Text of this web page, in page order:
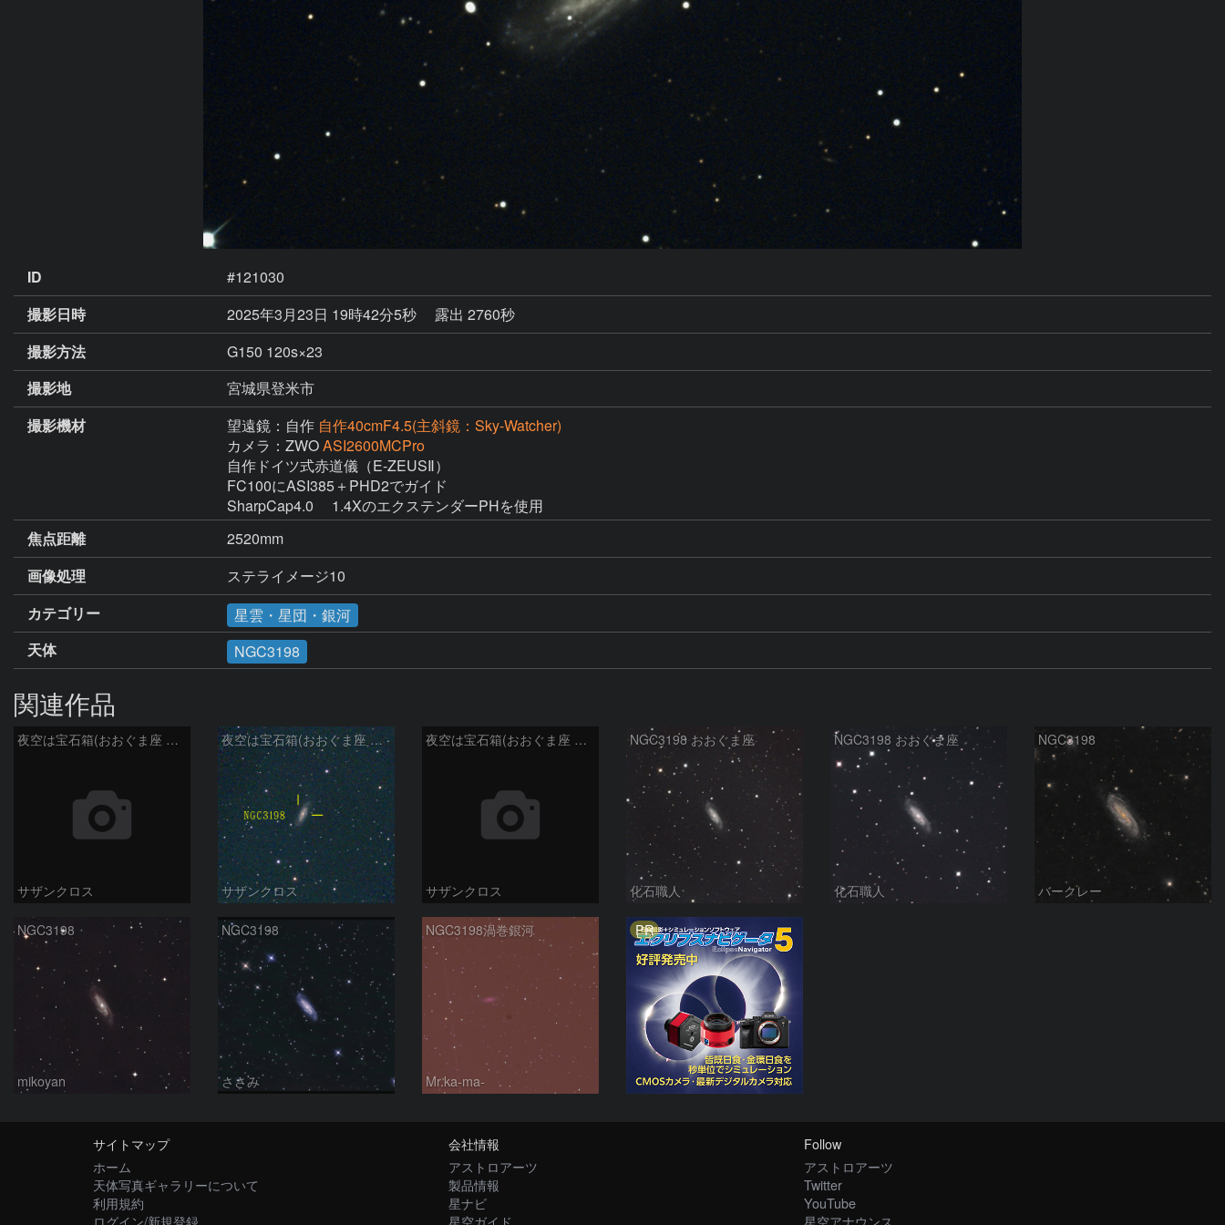
ID
#121030
撮影日時
2025年3月23日 19時42分5秒
露出 2760秒
撮影方法
G150 120s×23
撮影地
宮城県登米市
撮影機材
望遠鏡：自作 自作40cmF4.5(主斜鏡：Sky-Watcher)
カメラ：ZWOASI2600MCPro
自作ドイツ式赤道儀（E-ZEUSⅡ）
FC100にASI385＋PHD2でガイド
SharpCap4.0 　1.4XのエクステンダーPHを使用
焦点距離
2520mm
画像処理
ステライメージ10
カテゴリー
星雲・星団・銀河
天体
NGC3198
関連作品
夜空は宝石箱(おおぐま座 NGC3198) Seestar50
サザンクロス
夜空は宝石箱(おおぐま座 NGC3198) Seestar50
サザンクロス
夜空は宝石箱(おおぐま座 NGC3198) Seestar50
サザンクロス
NGC3198 おおぐま座
化石職人
NGC3198 おおぐま座
化石職人
NGC3198
バークレー
NGC3198
mikoyan
NGC3198
ささみ
NGC3198渦巻銀河
Mr.ka-ma-
PR
サイトマップ
ホーム
天体写真ギャラリーについて
利用規約
会社情報
アストロアーツ
製品情報
星ナビ
Follow
アストロアーツ
Twitter
YouTube